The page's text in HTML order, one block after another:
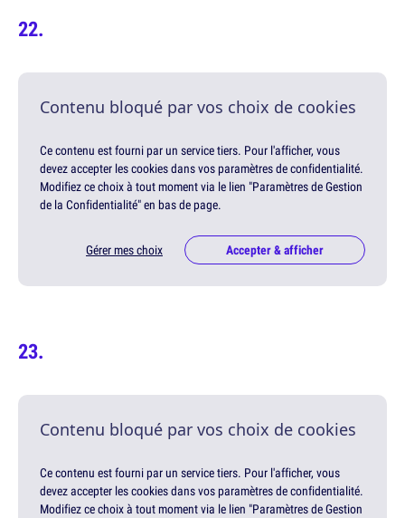
Contenu bloqué par vos choix de cookies
Ce contenu est fourni par un service tiers. Pour l'afficher, vous
devez accepter les cookies dans vos paramètres de confidentialité.
Modifiez ce choix à tout moment via le lien "Paramètres de Gestion
de la Confidentialité" en bas de page.
Gérer mes choix Accepter & afficher
Contenu bloqué par vos choix de cookies
Ce contenu est fourni par un service tiers. Pour l'afficher, vous
devez accepter les cookies dans vos paramètres de confidentialité.
Modifiez ce choix à tout moment via le lien "Paramètres de Gestion